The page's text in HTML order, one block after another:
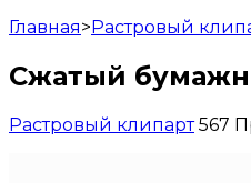
Главная>Растровый
Сжатый
Растровый клипарт 567